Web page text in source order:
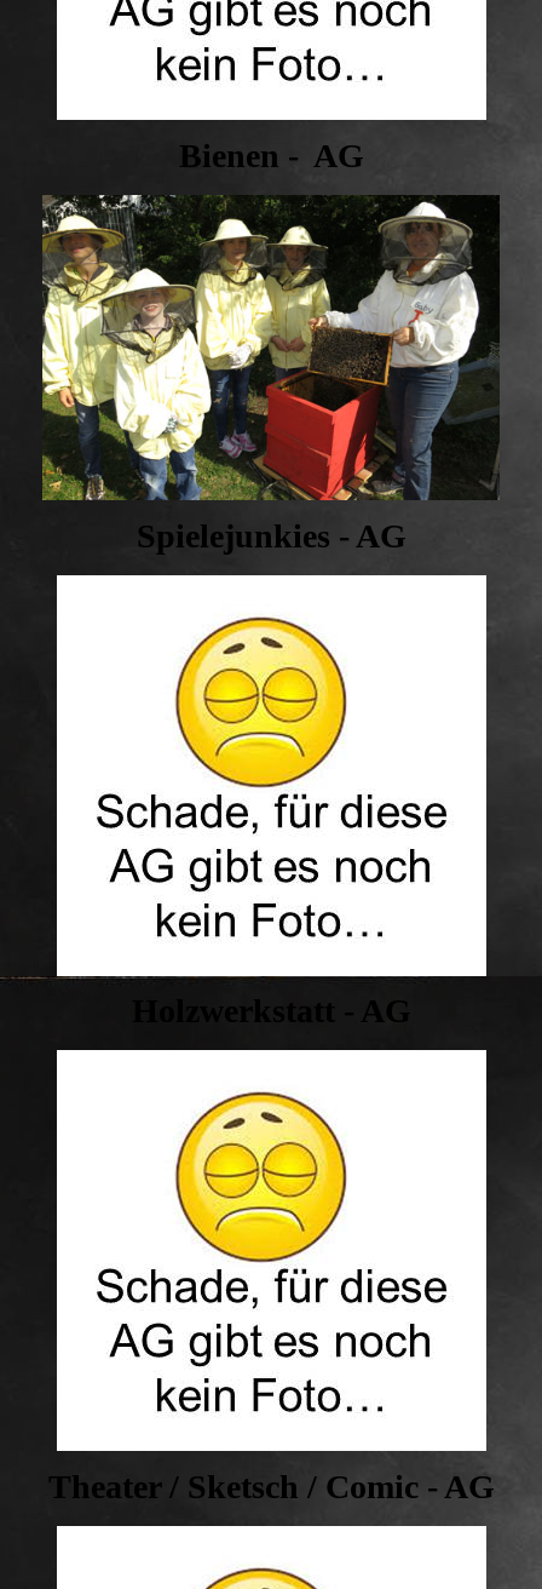
Bienen - AG
Spielejunkies - AG
Holzwerkstatt - AG
Theater / Sketsch / Comic - AG